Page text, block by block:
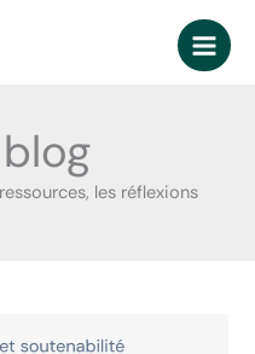
les réflexions